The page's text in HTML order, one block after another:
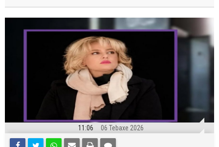
11:06 06 Tebaxe 2026